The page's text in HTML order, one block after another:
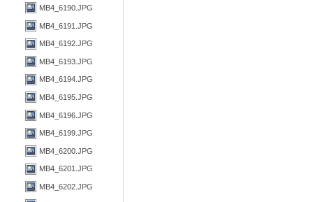
MB4_6190.JPG
MB4_6191.JPG
MB4_6192.JPG
MB4_6193.JPG
MB4_6194.JPG
MB4_6195.JPG
MB4_6196.JPG
MB4_6199.JPG
MB4_6200.JPG
MB4_6201.JPG
MB4_6202.JPG